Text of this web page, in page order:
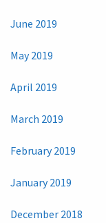
June 2019
May 2019
April 2019
March 2019
February 2019
January 2019
December 2018